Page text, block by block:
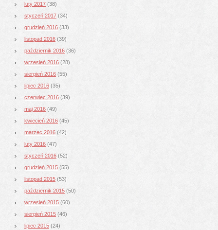
luty 2017 (38)
styczeń 2017 (34)
grudzień 2016 (33)
listopad 2016 (39)
październik 2016 (36)
wrzesień 2016 (28)
sierpień 2016 (55)
lipiec 2016 (35)
czerwiec 2016 (39)
maj 2016 (49)
kwiecień 2016 (45)
marzec 2016 (42)
luty 2016 (47)
styczeń 2016 (52)
grudzień 2015 (55)
listopad 2015 (53)
październik 2015 (50)
wrzesień 2015 (60)
sierpień 2015 (46)
lipiec 2015 (24)